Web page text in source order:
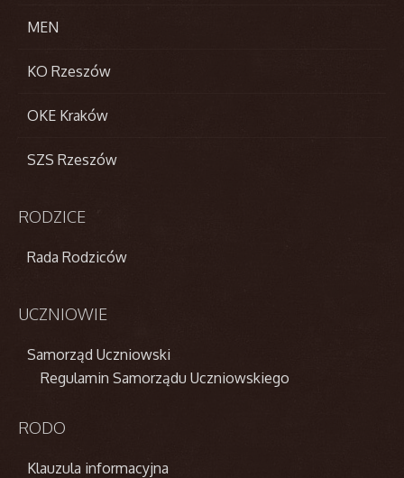
MEN
KO Rzeszów
OKE Kraków
SZS Rzeszów
RODZICE
Rada Rodziców
UCZNIOWIE
Samorząd Uczniowski
Regulamin Samorządu Uczniowskiego
RODO
Klauzula informacyjna